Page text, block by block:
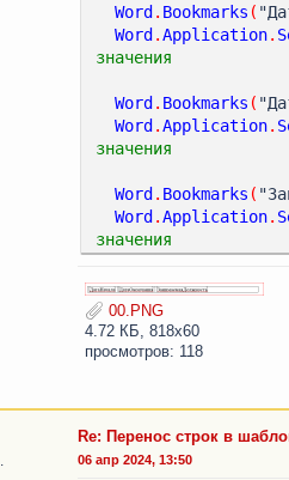
Word . Bookmarks (
Word .Application.
значения
Word . Bookmarks (
Word .Application.
значения
Word . Bookmarks (
Word .Application.
значения
00.PNG
4.72 КБ, 818x60
просмотров: 118
Re: Перенос строк в
06 апр 2024, 13:50